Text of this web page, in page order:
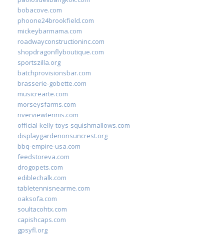
bobacove.com
phoone24brookfield.com
mickeybarmama.com
roadwayconstructioninc.com
shopdragonflyboutique.com
sportszilla.org
batchprovisionsbar.com
brasserie-gobette.com
musicrearte.com
morseysfarms.com
riverviewtennis.com
official-kelly-toys-squishmallows.com
displaygardenonsuncrest.org
bbq-empire-usa.com
feedstoreva.com
drogopets.com
ediblechalk.com
tabletennisnearme.com
oaksofa.com
soultacohtx.com
capishcaps.com
gpsyfl.org